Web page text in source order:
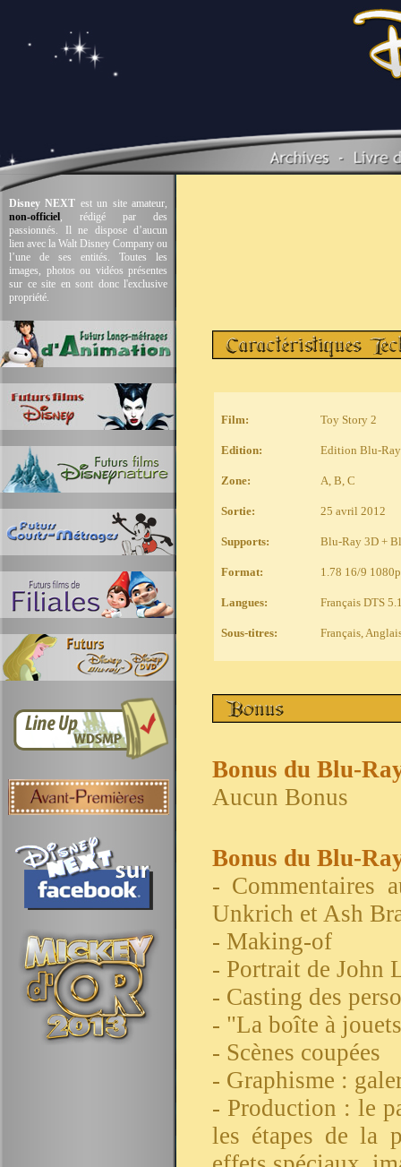
Disney NEXT est un site amateur,
non-officiel, rédigé par des
passionnés. Il ne dispose d’aucun
lien avec la Walt Disney Company ou
l’une de ses entités. Toutes les
images, photos ou vidéos présentes
sur ce site en sont donc l'exclusive
propriété.
Film:
Edition:
Zone:
Sortie:
Supports:
Format:
Langues:
Sous-titres:
Toy Story 2
Edition Blu-
A, B, C
25 avril 2012
Blu-Ray 3D +
1.78 16/9 1080p
Français DTS
Français,
Bonus du Blu-
Aucun Bonus
Bonus du Blu-
- Commentaires
Unkrich et Ash
- Making-of
- Portrait de John
- Casting des
- "La boîte à
- Scènes coupées
- Graphisme :
- Production : le
les étapes de la